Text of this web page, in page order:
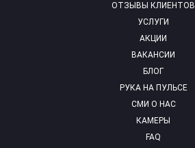
ОТЗЫВЫ КЛИЕНТОВ
УСЛУГИ
АКЦИИ
ВАКАНСИИ
БЛОГ
РУКА НА ПУЛЬСЕ
СМИ О НАС
КАМЕРЫ
FAQ